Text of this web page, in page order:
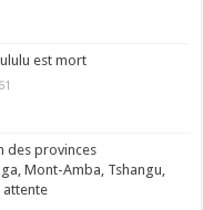
est mort
des provinces
Mont-Amba, Tshangu,
attente